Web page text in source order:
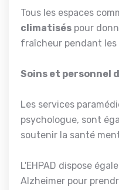
Tous les espaces
climatisés pour
fraîcheur pendant
Soins et personnel
Les services
psychologue, sont
soutenir la santé
L'EHPAD dispose
Alzheimer pour